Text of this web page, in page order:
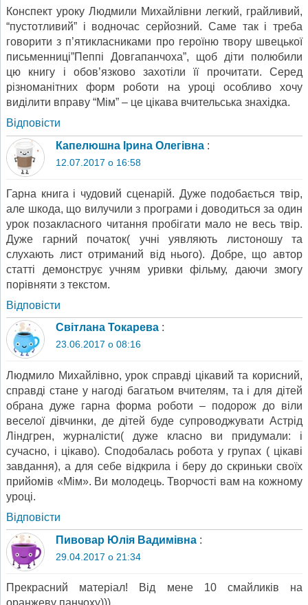
Конспект уроку Людмили Михайлівни легкий, грайливий,
“пустотливий” і водночас серйозний. Саме так і треба
говорити з п’ятикласниками про героїню твору швецької
письменниці”Пеппі Довгапанчоха”, щоб діти полюбили
цю книгу і обов’язково захотіли її прочитати. Серед
різноманітних форм роботи на уроці особливо хочу
виділити вправу “Мім” – це цікава вчительська знахідка.
Відповіcти
Капелюшна Ірина Олегівна :
12.07.2017 о 16:58
Гарна книга і чудовий сценарій. Дуже подобається твір,
але шкода, що вилучили з програми і доводиться за один
урок позакласного читання пробігати мало не весь твір.
Дуже гарний початок( учні уявляють листоношу та
слухають лист отриманий від нього). Добре, що автор
статті демонструє учням уривки фільму, даючи змогу
порівняти з текстом.
Відповіcти
Світлана Токарева :
23.06.2017 о 08:16
Людмило Михайлівно, урок справді цікавий та корисний,
справді стане у нагоді багатьом вчителям, та і для дітей
обрана дуже гарна форма роботи – подорож до віли
веселої дівчинки, де дітей буде супроводжувати Астрід
Ліндгрен, журналісти( дуже класно ви придумали: і
сучасно, і цікаво). Сподобалась робота у групах ( цікаві
завдання), а для себе відкрила і беру до скриньки своїх
прийомів «Мім». Ви молодець. Творчості вам на кожному
уроці.
Відповіcти
Пивовар Юлія Вадимівна :
29.04.2017 о 21:34
Прекрасний матеріал! Від мене 10 смайликів на